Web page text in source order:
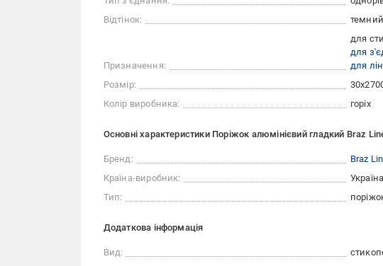
Відтінок:
темний
Призначення:
для
для
для
Розмір:
Колір виробника:
горіх
Основні характеристики Поріжок алюмінієвий гладкий Braz
Бренд:
Braz
Країна-виробник:
Україна
Тип:
Додаткова інформація
Вид: